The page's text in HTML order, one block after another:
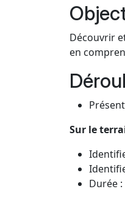
Découvrir
en
Sur le
Durée